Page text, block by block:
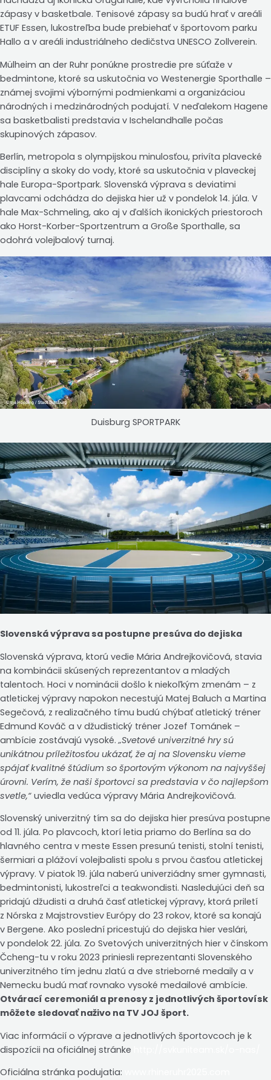
zápasy v basketbale. Tenisové zápasy sa budú hrať v areáli
ETUF Essen, lukostreľba bude prebiehať v športovom parku
Hallo a v areáli industriálneho dedičstva UNESCO Zollverein.
Mülheim an der Ruhr ponúkne prostredie pre súťaže v
bedmintone, ktoré sa uskutočnia vo Westenergie Sporthalle –
známej svojimi výbornými podmienkami a organizáciou
národných i medzinárodných podujatí. V neďalekom Hagene
sa basketbalisti predstavia v Ischelandhalle počas
skupinových zápasov.
Berlín, metropola s olympijskou minulosťou, privíta plavecké
disciplíny a skoky do vody, ktoré sa uskutočnia v plaveckej
hale Europa-Sportpark. Slovenská výprava s deviatimi
plavcami odchádza do dejiska hier už v pondelok 14. júla. V
hale Max-Schmeling, ako aj v ďalších ikonických priestoroch
ako Horst-Korber-Sportzentrum a Große Sporthalle, sa
odohrá volejbalový turnaj.
Duisburg SPORTPARK
Slovenská výprava sa postupne presúva do dejiska
Slovenská výprava, ktorú vedie Mária Andrejkovičová, stavia
na kombinácii skúsených reprezentantov a mladých
talentoch. Hoci v nominácii došlo k niekoľkým zmenám – z
atletickej výpravy napokon necestujú Matej Baluch a Martina
Segečová, z realizačného tímu budú chýbať atletický tréner
Edmund Kováč a v džudistický tréner Jozef Tománek –
ambície zostávajú vysoké.„Svetové univerzitné hry sú
unikátnou príležitosťou ukázať, že aj na Slovensku vieme
spájať kvalitné štúdium so športovým výkonom na najvyššej
úrovni. Verím, že naši športovci sa predstavia v čo najlepšom
svetle,“ uviedla vedúca výpravy Mária Andrejkovičová.
Slovenský univerzitný tím sa do dejiska hier presúva postupne
od 11. júla. Po plavcoch, ktorí letia priamo do Berlína sa do
hlavného centra v meste Essen presunú tenisti, stolní tenisti,
šermiari a plážoví volejbalisti spolu s prvou časťou atletickej
výpravy. V piatok 19. júla naberú univerziádny smer gymnasti,
bedmintonisti, lukostreľci a teakwondisti. Nasledujúci deň sa
pridajú džudisti a druhá časť atletickej výpravy, ktorá priletí
z Nórska z Majstrovstiev Európy do 23 rokov, ktoré sa konajú
v Bergene. Ako poslední pricestujú do dejiska hier veslári,
v pondelok 22. júla. Zo Svetových univerzitných hier v čínskom
Čcheng-tu v roku 2023 priniesli reprezentanti Slovenského
univerzitného tím jednu zlatú a dve strieborné medaily a v
Nemecku budú mať rovnako vysoké medailové ambície.
Otvárací ceremoniál a prenosy z jednotlivých športovísk
môžete sledovať naživo na TV JOJ šport.
Viac informácií o výprave a jednotlivých športovcoch je k
dispozícii na oficiálnej stránke
Oficiálna stránka podujatia: